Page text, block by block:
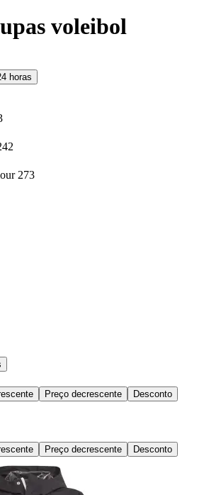
voleibol
horas
273
Preço decrescente Desconto
Preço decrescente Desconto